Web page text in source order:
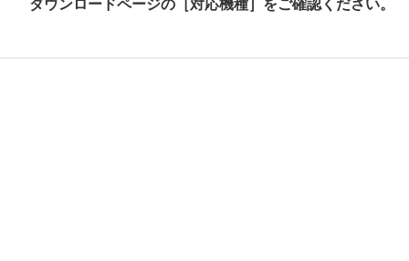
ダウンロードページの［対応機種］をご確認ください。